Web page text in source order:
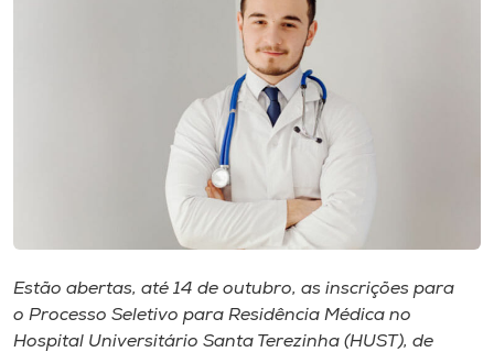
Unoesc
Estão abertas, até 14 de outubro, as inscrições para
o Processo Seletivo para Residência Médica no
Hospital Universitário Santa Terezinha (HUST), de